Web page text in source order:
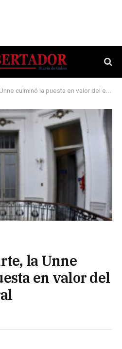
culminó la puesta en valor del edificio central
la Unne
en valor del